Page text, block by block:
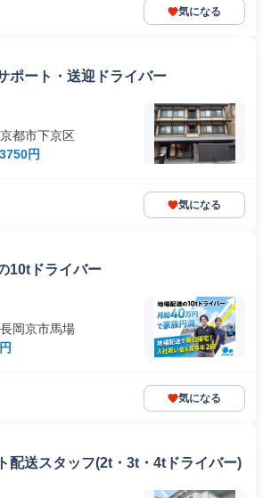
気になる
ポート・送迎ドライバー
都市下京区
円
気になる
10tドライバー
岡京市馬場
気になる
配送スタッフ(2t・3t・4tドライバー)